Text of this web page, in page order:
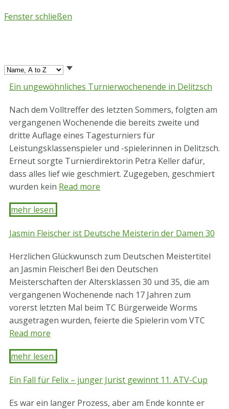
Skip
Fenster schließen
Ein ungewöhnliches Turnierwochenende in Delitzsch
Nach dem Volltreffer des letzten Sommers, folgten am
vergangenen Wochenende die bereits zweite und
dritte Auflage eines Tagesturniers für
Leistungsklassenspieler und -spielerinnen in Delitzsch.
Erneut sorgte Turnierdirektorin Petra Keller dafür,
dass alles lief wie geschmiert. Zugegeben, geschmiert
wurden kein Read more
mehr lesen ​
Jasmin Fleischer ist Deutsche Meisterin der Damen 30
Herzlichen Glückwunsch zum Deutschen Meistertitel
an Jasmin Fleischer! Bei den Deutschen
Meisterschaften der Altersklassen 30 und 35, die am
vergangenen Wochenende nach 17 Jahren zum
vorerst letzten Mal beim TC Bürgerweide Worms
ausgetragen wurden, feierte die Spielerin vom VTC
Read more
mehr lesen ​
Ein Fall für Felix – junger Jurist gewinnt 11. ATV-Cup
Es war ein langer Prozess, aber am Ende konnte er